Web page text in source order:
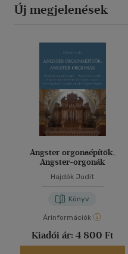
Új megjelenések
Angster orgonaépítők,
Angster-orgonák
Hajdók Judit
Könyv
Árinformációk
Kiadói ár: 4 800 Ft